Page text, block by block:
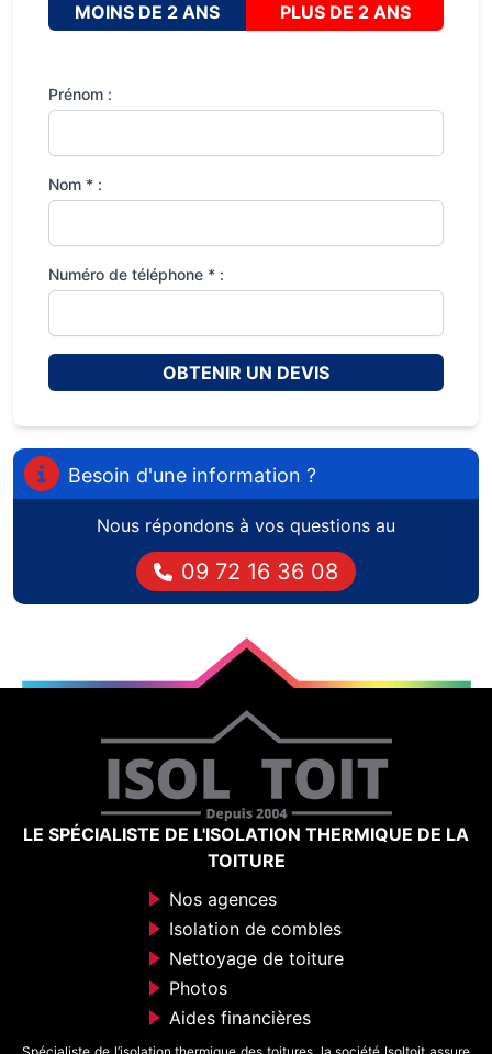
MOINS DE 2 ANS PLUS DE 2 ANS
Prénom :
Nom * :
Numéro de téléphone * :
OBTENIR UN DEVIS
Besoin d'une information ?
Nous répondons à vos questions au
09 72 16 36 08
LE SPÉCIALISTE DE L'ISOLATION THERMIQUE DE LA
TOITURE
Nos agences
Isolation de combles
Nettoyage de toiture
Photos
Aides financières